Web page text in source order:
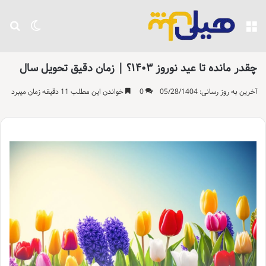
تغییر منو
چقدر مانده تا عید نوروز ۱۴۰۳؟ | زمان دقیق تحویل سال
آخرین به روز رسانی: 05/28/1404 0 خواندن این مطلب 11 دقیقه زمان میبرد